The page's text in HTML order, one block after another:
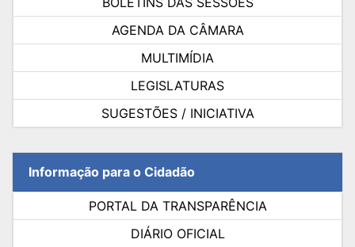
AGENDA DA CÂMARA
MULTIMÍDIA
LEGISLATURAS
SUGESTÕES / INICIATIVA
Informação para o Cidadão
PORTAL DA TRANSPARÊNCIA
DIÁRIO OFICIAL